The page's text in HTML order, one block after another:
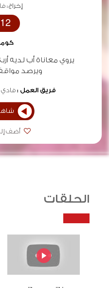
إخراج :
يروي معاناة أب لديه
ويرصد
فريق العمل :فادي
أضف
الحلقات